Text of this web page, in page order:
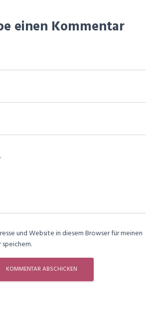
einen Kommentar
und Website in diesem Browser für meinen